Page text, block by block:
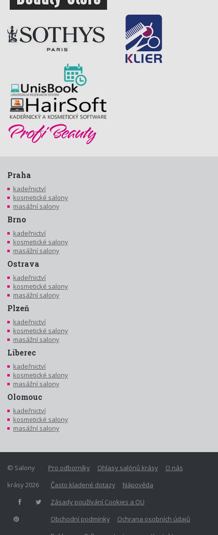
Praha
kadeřnictví
kosmetické salony
masážní salony
Brno
kadeřnictví
kosmetické salony
masážní salony
Ostrava
kadeřnictví
kosmetické salony
masážní salony
Plzeň
kadeřnictví
kosmetické salony
masážní salony
Liberec
kadeřnictví
kosmetické salony
masážní salony
Olomouc
kadeřnictví
kosmetické salony
masážní salony
Pro odborníky Ohlasy salónů krásy
O nás
Často kladené dotazy
Nápověda
Zásady používání Cookies a OU
Obchodní podmínky
Ochrana osobních údajů
© Salony
krásy 2026